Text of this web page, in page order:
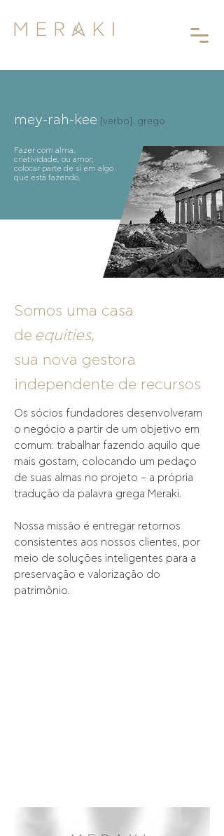
mey-rah-kee [verbo]. grego
Fazer com alma,
criatividade, ou amor;
colocar parte de si em algo
que está fazendo.
Somos uma casa
de equities,
sua nova gestora
independente de recursos
Os sócios fundadores desenvolveram
o negócio a partir de um objetivo em
comum: trabalhar fazendo aquilo que
mais gostam, colocando um pedaço
de suas almas no projeto – a própria
tradução da palavra grega Meraki.
Nossa missão é entregar retornos
consistentes aos nossos clientes, por
meio de soluções inteligentes para a
preservação e valorização do
patrimônio.